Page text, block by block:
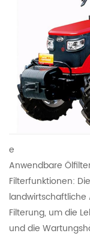
e
Anwendbare
Filterfunktionen:
Filterung, um die
und die